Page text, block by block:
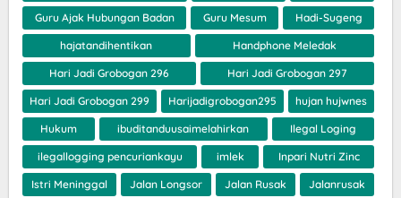
Guru Ajak Hubungan Badan Guru Mesum Hadi-Sugeng
hajatandihentikan Handphone Meledak
Hari Jadi Grobogan 296 Hari Jadi Grobogan 297
Hari Jadi Grobogan 299 Harijadigrobogan295 hujan hujwnes
Hukum ibuditanduusaimelahirkan Ilegal Loging
ilegallogging pencuriankayu imlek Inpari Nutri Zinc
Istri Meninggal Jalan Longsor Jalan Rusak Jalanrusak